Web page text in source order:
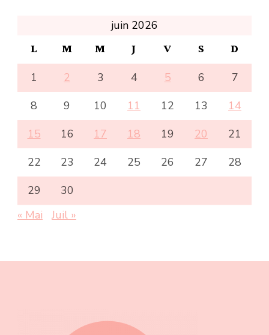
juin 2026
L M M J V S D
1 2 3 4 5 6
7
8
9 10 11 12 13
14
15
16 17 18 19 20
21
22
23 24 25 26 27
28
29
30
« Mai
Juil »